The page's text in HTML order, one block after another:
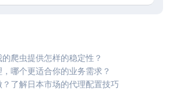
爬虫提供怎样的稳定性？
哪个更适合你的业务需求？
了解日本市场的代理配置技巧